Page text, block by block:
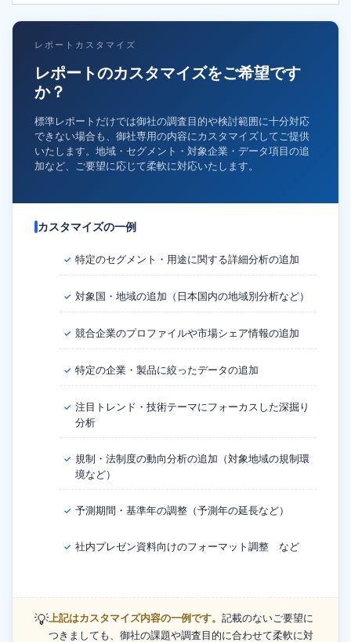
レポートカスタマイズ
レポートのカスタマイズをご希望です
か？
標準レポートだけでは御社の調査目的や検討範囲に十分対応
できない場合も、御社専用の内容にカスタマイズしてご提供
いたします。地域・セグメント・対象企業・データ項目の追
加など、ご要望に応じて柔軟に対応いたします。
カスタマイズの一例
✓ 特定のセグメント・用途に関する詳細分析の追加
✓ 対象国・地域の追加（日本国内の地域別分析など）
✓ 競合企業のプロファイルや市場シェア情報の追加
✓ 特定の企業・製品に絞ったデータの追加
✓ 注目トレンド・技術テーマにフォーカスした深掘り
分析
✓ 規制・法制度の動向分析の追加（対象地域の規制環
境など）
✓ 予測期間・基準年の調整（予測年の延長など）
✓ 社内プレゼン資料向けのフォーマット調整 など
💡上記はカスタマイズ内容の一例です。 記載のないご要望に
つきましても、御社の課題や調査目的に合わせて柔軟に対